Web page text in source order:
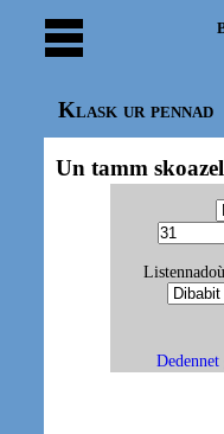
Klask ur pennad
Un tamm